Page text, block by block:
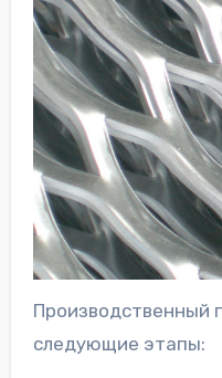
Производственный
следующие этапы: